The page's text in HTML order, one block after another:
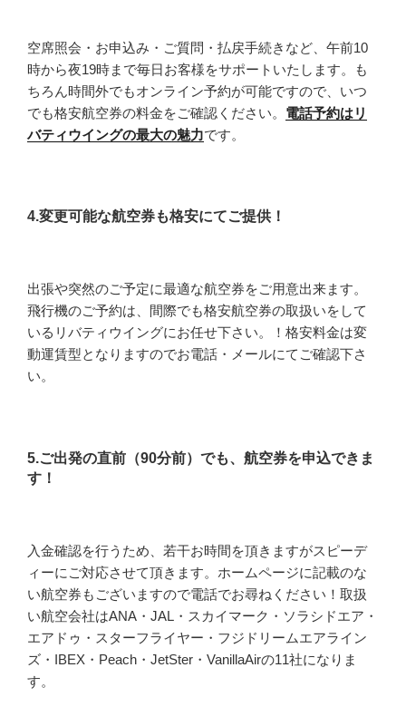
空席照会・お申込み・ご質問・払戻手続きなど、午前10
時から夜19時まで毎日お客様をサポートいたします。も
ちろん時間外でもオンライン予約が可能ですので、いつ
でも格安航空券の料金をご確認ください。 電話予約はリ
バティウイングの最大の魅力です。
4.変更可能な航空券も格安にてご提供！
出張や突然のご予定に最適な航空券をご用意出来ます。
飛行機のご予約は、間際でも格安航空券の取扱いをして
いるリバティウイングにお任せ下さい。！格安料金は変
動運賃型となりますのでお電話・メールにてご確認下さ
い。
5.ご出発の直前（90分前）でも、航空券を申込できま
す！
入金確認を行うため、若干お時間を頂きますがスピーデ
ィーにご対応させて頂きます。ホームページに記載のな
い航空券もございますので電話でお尋ねください！取扱
い航空会社はANA・JAL・スカイマーク・ソラシドエア・
エアドゥ・スターフライヤー・フジドリームエアライン
ズ・IBEX・Peach・JetSter・VanillaAirの11社になりま
す。